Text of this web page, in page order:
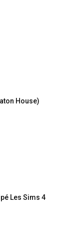
House)
Les Sims 4